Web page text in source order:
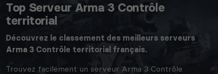
Top Serveur Arma 3 Contrôle
territorial
Découvrez le classement des meilleurs serveurs
Arma 3 Contrôle territorial français.
Trouvez facilement un serveur Arma 3 Contrôle